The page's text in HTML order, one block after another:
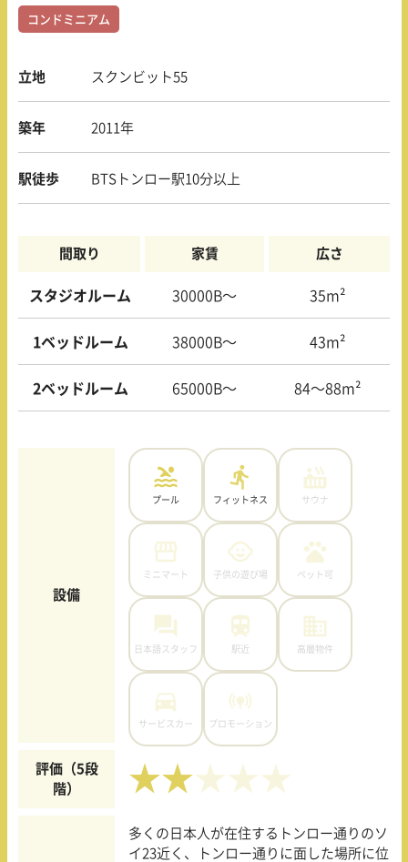
コンドミニアム
立地 スクンビット55
築年 2011年
駅徒歩 BTSトンロー駅10分以上
間取り 家賃 広さ
スタジオルーム 30000B〜 35m²
1ベッドルーム 38000B〜 43m²
2ベッドルーム 65000B〜 84〜88m²
設備
プール フィットネス サウナ
ミニマート 子供の遊び場 ペット可
日本語スタッフ 駅近 高層物件
サービスカー プロモーション
評価（5段
階）
★★
多くの日本人が在住するトンロー通りのソ
イ23近く、トンロー通りに面した場所に位